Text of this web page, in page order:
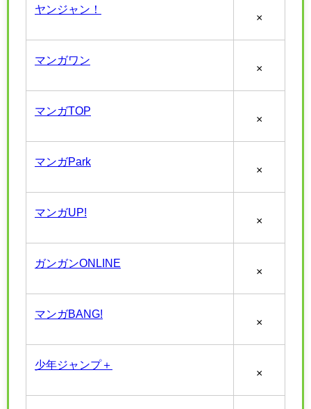
ヤンジャン！
×
マンガワン
×
マンガTOP
×
マンガPark
×
マンガUP!
×
ガンガンONLINE
×
マンガBANG!
×
少年ジャンプ＋
×